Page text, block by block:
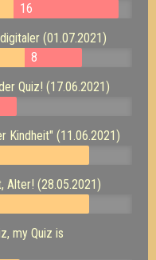
16
(01.07.2021)
8
Quiz! (17.06.2021)
Kindheit" (11.06.2021)
Alter! (28.05.2021)
my Quiz is